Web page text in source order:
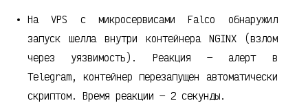
На VPS с микросервисами Falco обнаружил
запуск шелла внутри контейнера NGINX (взлом
через уязвимость). Реакция — алерт в
Telegram, контейнер перезапущен автоматически
скриптом. Время реакции — 2 секунды.